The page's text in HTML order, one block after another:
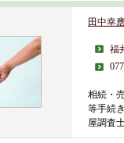
田中幸
福
相続・
等手続
屋調査